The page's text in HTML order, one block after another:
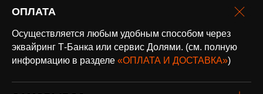
ОПЛАТА
Осуществляется любым удобным способом через
эквайринг Т-Банка или сервис Долями. (см. полную
информацию в разделе «ОПЛАТА И ДОСТАВКА»)